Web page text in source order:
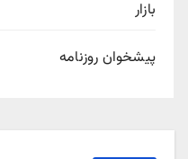
بازار
پیشخوان روزنامه